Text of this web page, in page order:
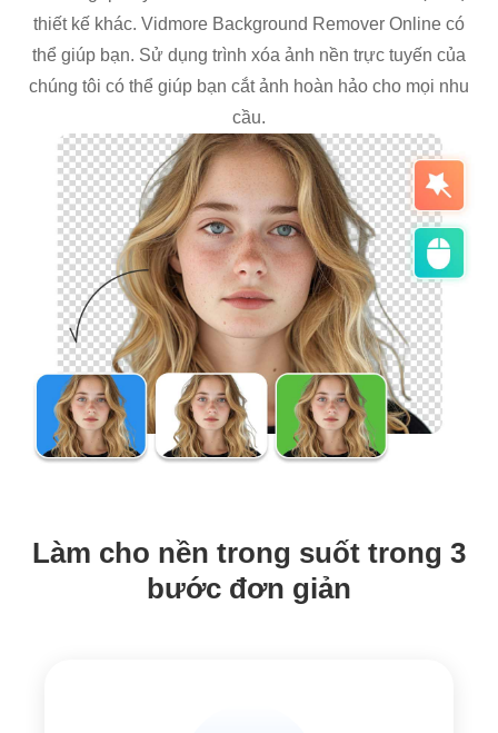
thiết kế khác. Vidmore Background Remover Online có
thể giúp bạn. Sử dụng trình xóa ảnh nền trực tuyến của
chúng tôi có thể giúp bạn cắt ảnh hoàn hảo cho mọi nhu
cầu.
Làm cho nền trong suốt trong 3
bước đơn giản